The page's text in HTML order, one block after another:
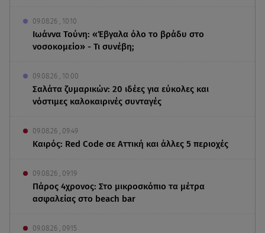
09.08.26 , 10:10
Ιωάννα Τούνη: «Έβγαλα όλο το βράδυ στο
νοσοκομείο» - Τι συνέβη;
09.08.26 , 10:00
Σαλάτα ζυμαρικών: 20 ιδέες για εύκολες και
νόστιμες καλοκαιρινές συνταγές
09.08.26 , 09:49
Καιρός: Red Code σε Αττική και άλλες 5 περιοχές
09.08.26 , 09:19
Πάρος 4χρονος: Στο μικροσκόπιο τα μέτρα
ασφαλείας στο beach bar
09.08.26 , 09:15